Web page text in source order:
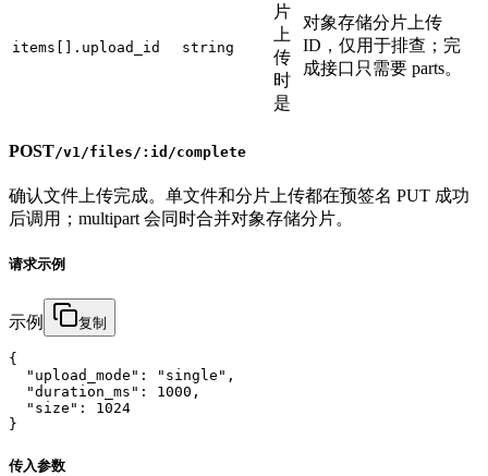
items[].upload_id string
片
上
传
时
是
对象存储分片上传
ID，仅用于排查；完
成接口只需要 parts。
POST/v1/files/:id/complete
确认文件上传完成。单文件和分片上传都在预签名 PUT 成功
后调用；multipart 会同时合并对象存储分片。
请求示例
示例 复制
{
  "upload_mode": "single",
  "duration_ms": 1000,
  "size": 1024
}
传入参数